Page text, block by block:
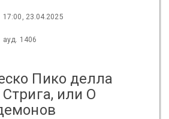
17:00, 23.04.2025
ауд. 1406
Пико делла
или О